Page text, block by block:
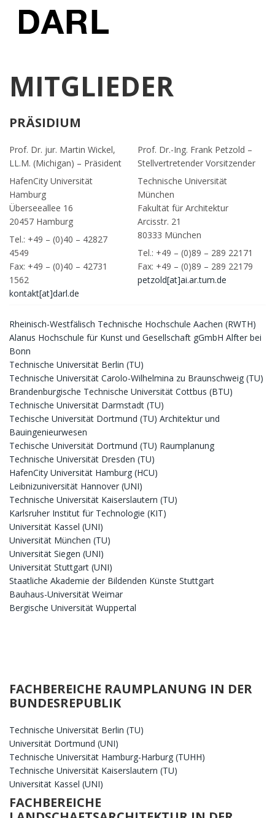
MITGLIEDER
PRÄSIDIUM
Prof. Dr. jur. Martin Wickel,
LL.M. (Michigan) – Präsident
HafenCity Universität
Hamburg
Überseeallee 16
20457 Hamburg
Tel.: +49 – (0)40 – 42827
4549
Fax: +49 – (0)40 – 42731
1562
kontakt[at]darl.de
Prof. Dr.-Ing. Frank Petzold –
Stellvertretender Vorsitzender
Technische Universität
München
Fakultät für Architektur
Arcisstr. 21
80333 München
Tel.: +49 – (0)89 – 289 22171
Fax: +49 – (0)89 – 289 22179
petzold[at]ai.ar.tum.de
Rheinisch-Westfälisch Technische Hochschule Aachen (RWTH)
Alanus Hochschule für Kunst und Gesellschaft gGmbH Alfter bei
Bonn
Technische Universität Berlin (TU)
Technische Universität Carolo-Wilhelmina zu Braunschweig (TU)
Brandenburgische Technische Universität Cottbus (BTU)
Technische Universität Darmstadt (TU)
Techische Universität Dortmund (TU) Architektur und
Bauingenieurwesen
Techische Universität Dortmund (TU) Raumplanung
Technische Universität Dresden (TU)
HafenCity Universität Hamburg (HCU)
Leibnizuniversität Hannover (UNI)
Technische Universität Kaiserslautern (TU)
Karlsruher Institut für Technologie (KIT)
Universität Kassel (UNI)
Universität München (TU)
Universität Siegen (UNI)
Universität Stuttgart (UNI)
Staatliche Akademie der Bildenden Künste Stuttgart
Bauhaus-Universität Weimar
Bergische Universität Wuppertal
FACHBEREICHE RAUMPLANUNG IN DER
BUNDESREPUBLIK
Technische Universität Berlin (TU)
Universität Dortmund (UNI)
Technische Universität Hamburg-Harburg (TUHH)
Technische Universität Kaiserslautern (TU)
Universität Kassel (UNI)
FACHBEREICHE